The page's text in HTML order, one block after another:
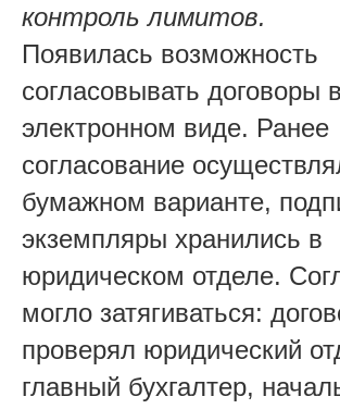
контроль лимитов.
Появилась возможность
согласовывать договоры в
электронном виде. Ранее
согласование
бумажном варианте,
экземпляры хранились в
юридическом отделе.
могло затягиваться:
проверял юридический
главный бухгалтер,